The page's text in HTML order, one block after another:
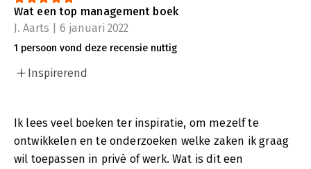
Wat een top management boek
J. Aarts | 6 januari 2022
1 persoon vond deze recensie nuttig
Inspirerend
Ik lees veel boeken ter inspiratie, om mezelf te
ontwikkelen en te onderzoeken welke zaken ik graag
wil toepassen in privé of werk. Wat is dit een